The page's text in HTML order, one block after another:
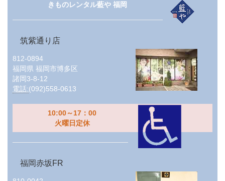
きものレンタル藍や 福岡
筑紫通り店
812-0894
福岡県 福岡市博多区
諸岡3-8-12
電話:(092)558-0613
10:00～17：00
火曜日定休
福岡赤坂FR